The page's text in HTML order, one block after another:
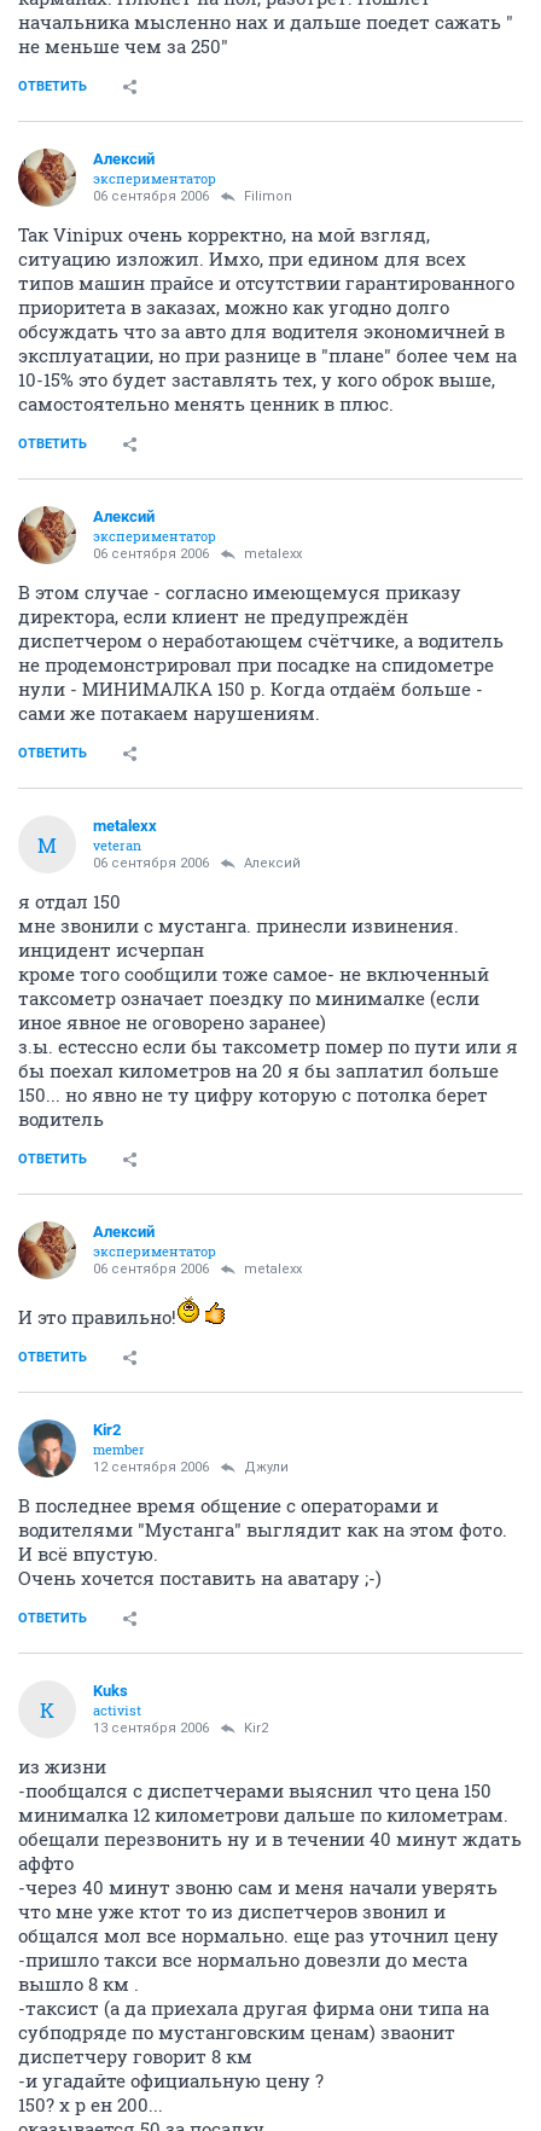
начальника мысленно нах и дальше поедет сажать "
не меньше чем за 250"
ОТВЕТИТЬ
Алексий
экспериментатор
06 сентября 2006 Filimon
Так Vinipux очень корректно, на мой взгляд,
ситуацию изложил. Имхо, при едином для всех
типов машин прайсе и отсутствии гарантированного
приоритета в заказах, можно как угодно долго
обсуждать что за авто для водителя экономичней в
эксплуатации, но при разнице в "плане" более чем на
10-15% это будет заставлять тех, у кого оброк выше,
самостоятельно менять ценник в плюс.
ОТВЕТИТЬ
Алексий
экспериментатор
06 сентября 2006 metalexx
В этом случае - согласно имеющемуся приказу
директора, если клиент не предупреждён
диспетчером о неработающем счётчике, а водитель
не продемонстрировал при посадке на спидометре
нули - МИНИМАЛКА 150 р. Когда отдаём больше -
сами же потакаем нарушениям.
ОТВЕТИТЬ
M
metalexx
veteran
06 сентября 2006 Алексий
я отдал 150
мне звонили с мустанга. принесли извинения.
инцидент исчерпан
кроме того сообщили тоже самое- не включенный
таксометр означает поездку по минималке (если
иное явное не оговорено заранее)
з.ы. естессно если бы таксометр помер по пути или я
бы поехал километров на 20 я бы заплатил больше
150... но явно не ту цифру которую с потолка берет
водитель
ОТВЕТИТЬ
Алексий
экспериментатор
06 сентября 2006 metalexx
И это правильно!
ОТВЕТИТЬ
Kir2
member
12 сентября 2006 Джули
В последнее время общение с операторами и
водителями "Мустанга" выглядит как на этом фото.
И всё впустую.
Очень хочется поставить на аватару ;-)
ОТВЕТИТЬ
K
Kuks
activist
13 сентября 2006 Kir2
из жизни
-пообщался с диспетчерами выяснил что цена 150
минималка 12 километрови дальше по километрам.
обещали перезвонить ну и в течении 40 минут ждать
аффто
-через 40 минут звоню сам и меня начали уверять
что мне уже ктот то из диспетчеров звонил и
общался мол все нормально. еще раз уточнил цену
-пришло такси все нормально довезли до места
вышло 8 км .
-таксист (а да приехала другая фирма они типа на
субподряде по мустанговским ценам) зваонит
диспетчеру говорит 8 км
-и угадайте официальную цену ?
150? х р ен 200...